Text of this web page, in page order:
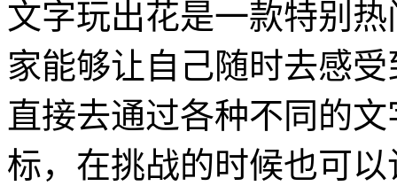
文字玩出花是一款特别
家能够让自己随时去感
直接去通过各种不同的
标，在挑战的时候也可